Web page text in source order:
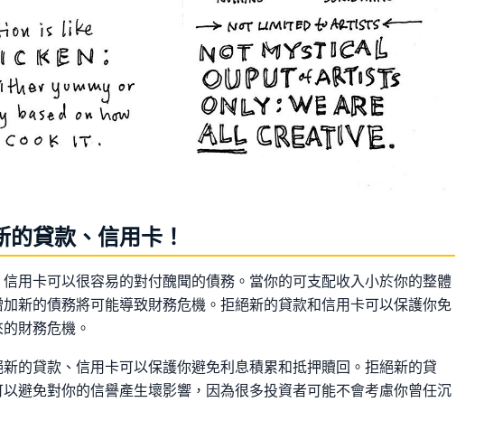
的貸款、信用卡！
用卡可以很容易的對付醜聞的債務。當你的可支配收入小於你的整體
新的債務將可能導致財務危機。拒絕新的貸款和信用卡可以保護你免
財務危機。
的貸款、信用卡可以保護你避免利息積累和抵押贖回。拒絕新的貸
避免對你的信譽產生壞影響，因為很多投資者可能不會考慮你曾任沉